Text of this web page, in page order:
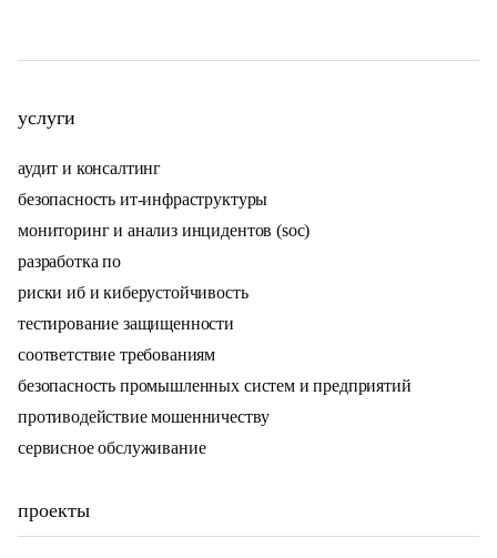
услуги
аудит и консалтинг
безопасность ит-инфраструктуры
мониторинг и анализ инцидентов (soc)
разработка по
риски иб и киберустойчивость
тестирование защищенности
соответствие требованиям
безопасность промышленных систем и предприятий
противодействие мошенничеству
сервисное обслуживание
проекты